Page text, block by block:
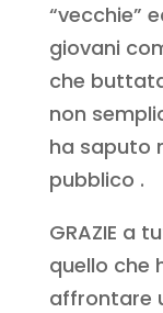
“vecchie”
giovani
che
non
ha saputo
pubblico .
GRAZIE a
quello che
affrontare